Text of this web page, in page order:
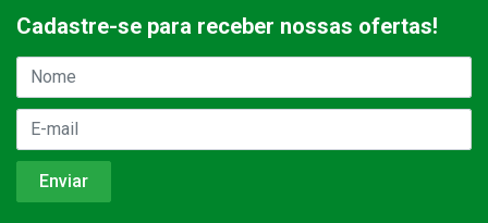
Cadastre-se para receber nossas ofertas!